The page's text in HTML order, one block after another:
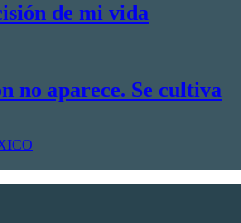
de mi vida
no aparece. Se cultiva